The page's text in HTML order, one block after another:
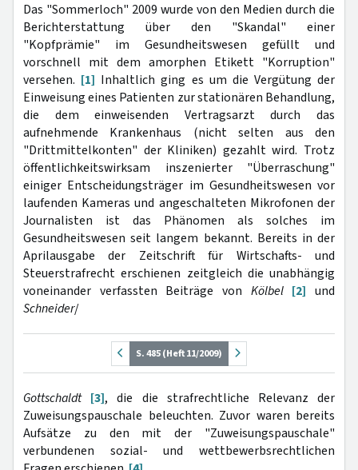
Das "Sommerloch" 2009 wurde von den Medien durch die
Berichterstattung über den "Skandal" einer
"Kopfprämie" im Gesundheitswesen gefüllt und
vorschnell mit dem amorphen Etikett "Korruption"
versehen. [1] Inhaltlich ging es um die Vergütung der
Einweisung eines Patienten zur stationären Behandlung,
die dem einweisenden Vertragsarzt durch das
aufnehmende Krankenhaus (nicht selten aus den
"Drittmittelkonten" der Kliniken) gezahlt wird. Trotz
öffentlichkeitswirksam inszenierter "Überraschung"
einiger Entscheidungsträger im Gesundheitswesen vor
laufenden Kameras und angeschalteten Mikrofonen der
Journalisten ist das Phänomen als solches im
Gesundheitswesen seit langem bekannt. Bereits in der
Aprilausgabe der Zeitschrift für Wirtschafts- und
Steuerstrafrecht erschienen zeitgleich die unabhängig
voneinander verfassten Beiträge von Kölbel [2] und
Schneider/
S. 485 (Heft 11/2009)
Gottschaldt [3], die die strafrechtliche Relevanz der
Zuweisungspauschale beleuchten. Zuvor waren bereits
Aufsätze zu den mit der "Zuweisungspauschale"
verbundenen sozial- und wettbewerbsrechtlichen